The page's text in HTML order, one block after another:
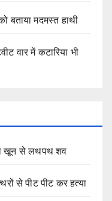
बताया मदमस्त हाथी
वार में कटारिया भी
खून से लथपथ शव
से पीट पीट कर हत्या